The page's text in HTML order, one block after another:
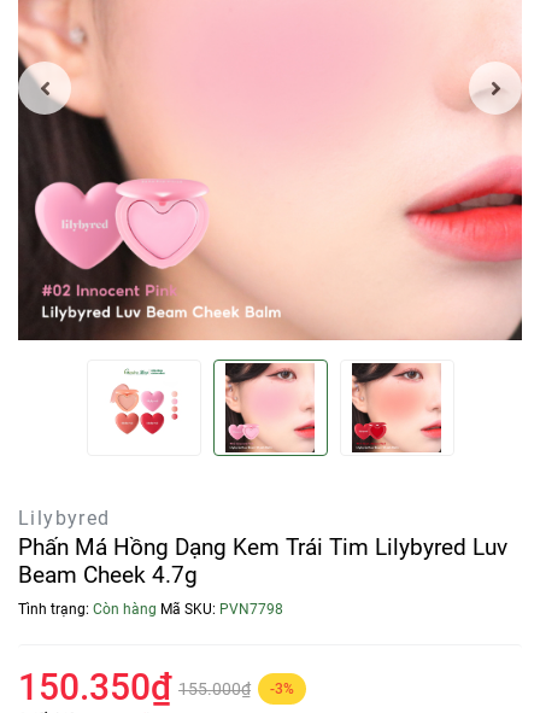
Lilybyred
Phấn Má Hồng Dạng Kem Trái Tim Lilybyred Luv
Beam Cheek 4.7g
Tình trạng: Còn hàng Mã SKU: PVN7798
150.350₫ 155.000₫ -3%